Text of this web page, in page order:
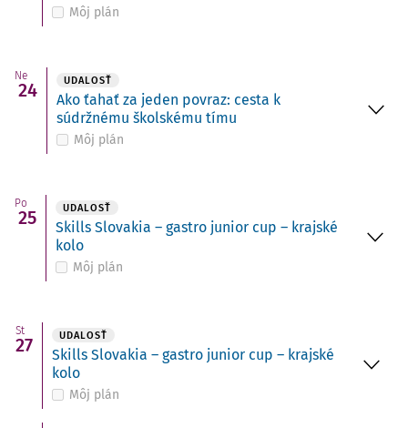
Môj plán
Ne
24 UDALOSŤ
Ako ťahať za jeden povraz: cesta k
súdržnému školskému tímu
Môj plán
Po
25 UDALOSŤ
Skills Slovakia – gastro junior cup – krajské
kolo
Môj plán
St
27 UDALOSŤ
Skills Slovakia – gastro junior cup – krajské
kolo
Môj plán